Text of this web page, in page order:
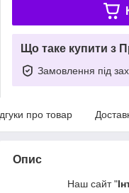
Що таке купити з
Замовлення під
про товар
Опис
Наш сайт "